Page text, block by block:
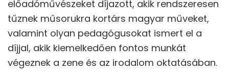
előadóművészeket díjazott, akik rendszeresen
tűznek műsorukra kortárs magyar műveket,
valamint olyan pedagógusokat ismert el a
díjjal, akik kiemelkedően fontos munkát
végeznek a zene és az irodalom oktatásában.